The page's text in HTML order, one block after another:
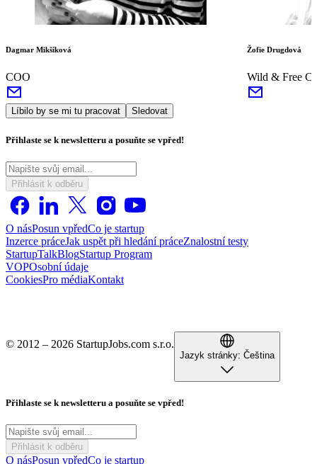
Dagmar Mikšíková
COO
Žofie Drugdová
Wild & Free
Líbilo by se mi tu pracovat Sledovat
Přihlaste se k newsletteru a posuňte se vpřed!
Přihlásit k odběru
O násPosun vpředCo je startup
Inzerce práceJak uspět při hledání práceZnalostní testy
StartupTalkBlogStartup Program
VOPOsobní údaje
CookiesPro médiaKontakt
© 2012 – 2026 StartupJobs.com s.r.o.
Jazyk stránky: Čeština
Přihlaste se k newsletteru a posuňte se vpřed!
Přihlásit k odběru
O násPosun vpředCo je startup